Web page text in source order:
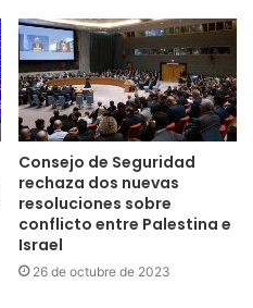
Consejo de Seguridad
rechaza dos nuevas
resoluciones sobre
conflicto entre Palestina e
Israel
26 de octubre de 2023